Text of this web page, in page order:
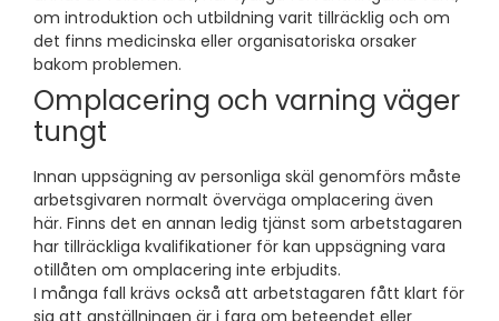
om introduktion och utbildning varit tillräcklig och om
det finns medicinska eller organisatoriska orsaker
bakom problemen.
Omplacering och varning väger
tungt
Innan uppsägning av personliga skäl genomförs måste
arbetsgivaren normalt överväga omplacering även
här. Finns det en annan ledig tjänst som arbetstagaren
har tillräckliga kvalifikationer för kan uppsägning vara
otillåten om omplacering inte erbjudits.
I många fall krävs också att arbetstagaren fått klart för
sig att anställningen är i fara om beteendet eller